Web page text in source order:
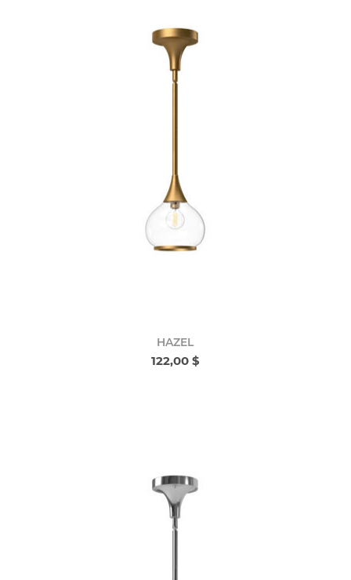
HAZEL
122,00 $